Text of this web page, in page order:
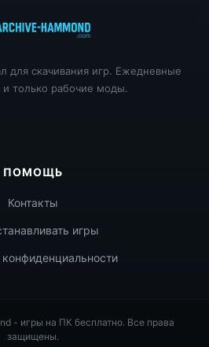
для скачивания игр. Ежедневные
и только рабочие моды.
ПОМОЩЬ
Контакты
игры
конфиденциальности
- игры на ПК бесплатно. Все права
защищены.